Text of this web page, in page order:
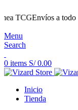
a todo el Perú
Menu
Search
0 items S/0.00
Inicio
Tienda